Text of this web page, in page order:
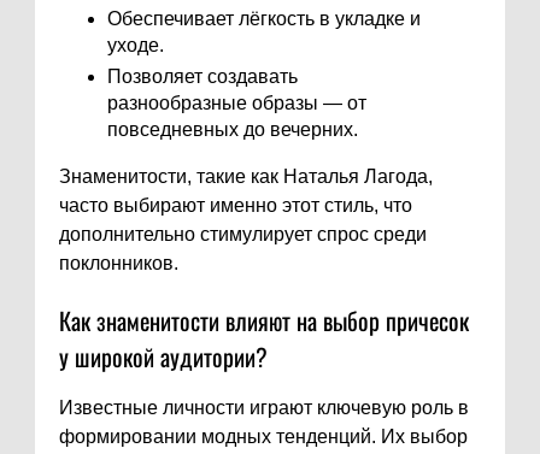
Обеспечивает лёгкость в укладке и
уходе.
Позволяет создавать
разнообразные образы — от
повседневных до вечерних.
Знаменитости, такие как Наталья Лагода,
часто выбирают именно этот стиль, что
дополнительно стимулирует спрос среди
поклонников.
Как знаменитости влияют на выбор причесок
у широкой аудитории?
Известные личности играют ключевую роль в
формировании модных тенденций. Их выбор